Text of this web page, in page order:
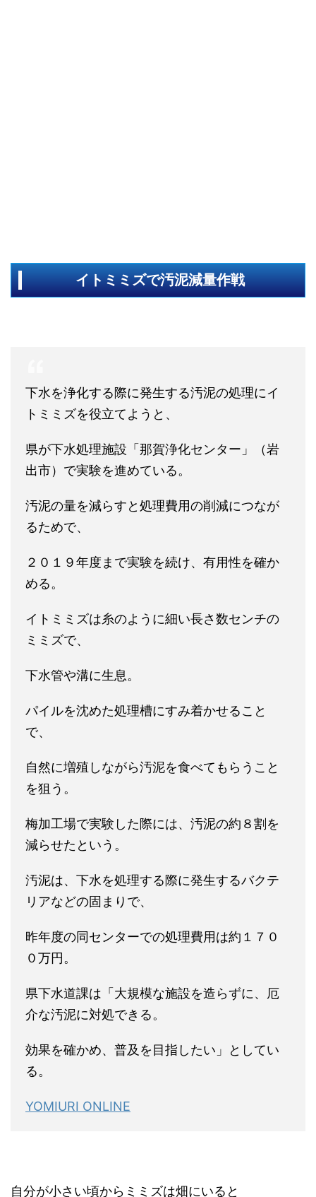
イトミミズで汚泥減量作戦
下水を浄化する際に発生する汚泥の処理にイ
トミミズを役立てようと、
県が下水処理施設「那賀浄化センター」（岩
出市）で実験を進めている。
汚泥の量を減らすと処理費用の削減につなが
るためで、
２０１９年度まで実験を続け、有用性を確か
める。
イトミミズは糸のように細い長さ数センチの
ミミズで、
下水管や溝に生息。
パイルを沈めた処理槽にすみ着かせること
で、
自然に増殖しながら汚泥を食べてもらうこと
を狙う。
梅加工場で実験した際には、汚泥の約８割を
減らせたという。
汚泥は、下水を処理する際に発生するバクテ
リアなどの固まりで、
昨年度の同センターでの処理費用は約１７０
０万円。
県下水道課は「大規模な施設を造らずに、厄
介な汚泥に対処できる。
効果を確かめ、普及を目指したい」としてい
る。
YOMIURI ONLINE
自分が小さい頃からミミズは畑にいると